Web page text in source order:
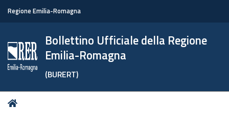
Regione Emilia-Romagna
Bollettino Ufficiale della Regione
Emilia-Romagna
(BURERT)
Tu